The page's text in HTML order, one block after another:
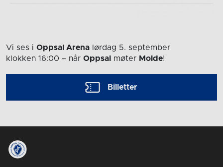
Vi ses i Oppsal Arena lørdag 5. september
klokken 16:00 – når Oppsal møter Molde!
Billetter